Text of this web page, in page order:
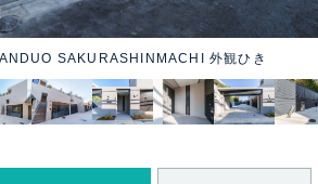
SAKURASHINMACHI 外観ひき